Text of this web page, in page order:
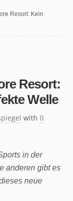
Resort: Kein
Resort:
Welle
with 0
in der
anderen gibt es
neue